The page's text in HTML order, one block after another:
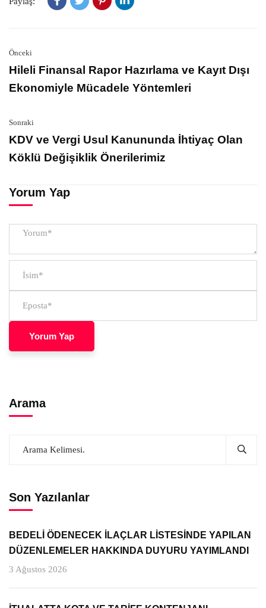
Önceki
Hileli Finansal Rapor Hazırlama ve Kayıt Dışı
Ekonomiyle Mücadele Yöntemleri
Sonraki
KDV ve Vergi Usul Kanununda İhtiyaç Olan
Köklü Değişiklik Önerilerimiz
Yorum Yap
Arama
Son Yazılanlar
BEDELİ ÖDENECEK İLAÇLAR LİSTESİNDE YAPILAN
DÜZENLEMELER HAKKINDA DUYURU YAYIMLANDI
3 Ağustos 2026